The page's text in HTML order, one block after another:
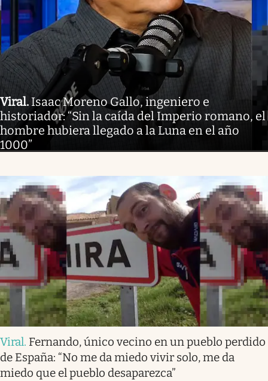
Viral. Isaac Moreno Gallo, ingeniero e
historiador: “Sin la caída del Imperio romano, el
hombre hubiera llegado a la Luna en el año
1000”
Viral. Fernando, único vecino en un pueblo perdido
de España: “No me da miedo vivir solo, me da
miedo que el pueblo desaparezca”